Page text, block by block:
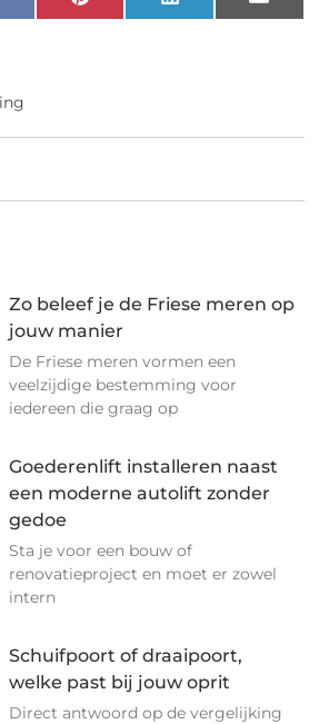
Zo beleef je de Friese meren op
jouw manier
De Friese meren vormen een
veelzijdige bestemming voor
iedereen die graag op
Goederenlift installeren naast
een moderne autolift zonder
gedoe
Sta je voor een bouw of
renovatieproject en moet er zowel
intern
Schuifpoort of draaipoort,
welke past bij jouw oprit
Direct antwoord op de vergelijking